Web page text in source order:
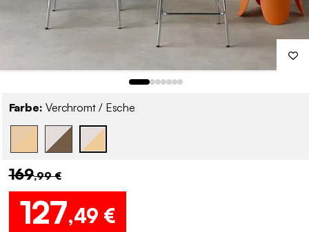
Farbe: Verchromt / Esche
169,99 €
127,49 €